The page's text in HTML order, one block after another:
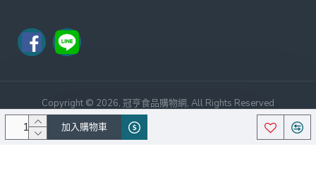
加入購物車
Copyright © 2026, 冠亨食品購物網, All Rights Reserved
Theme By Journal 3,中文化